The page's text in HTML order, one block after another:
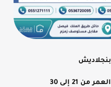
بنجلاديش
العمر من 21 إلى 30